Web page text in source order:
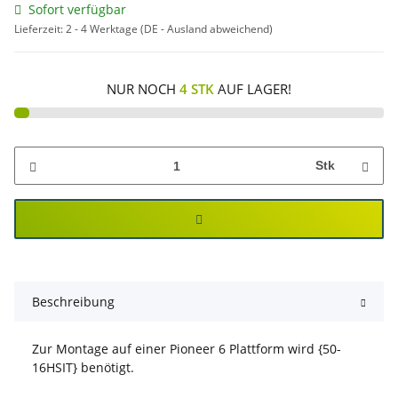
Sofort verfügbar
Lieferzeit:2 - 4 Werktage (DE - Ausland abweichend)
NUR NOCH 4 STK AUF LAGER!
Stk
Beschreibung
Zur Montage auf einer Pioneer 6 Plattform wird {50-
16HSIT} benötigt.